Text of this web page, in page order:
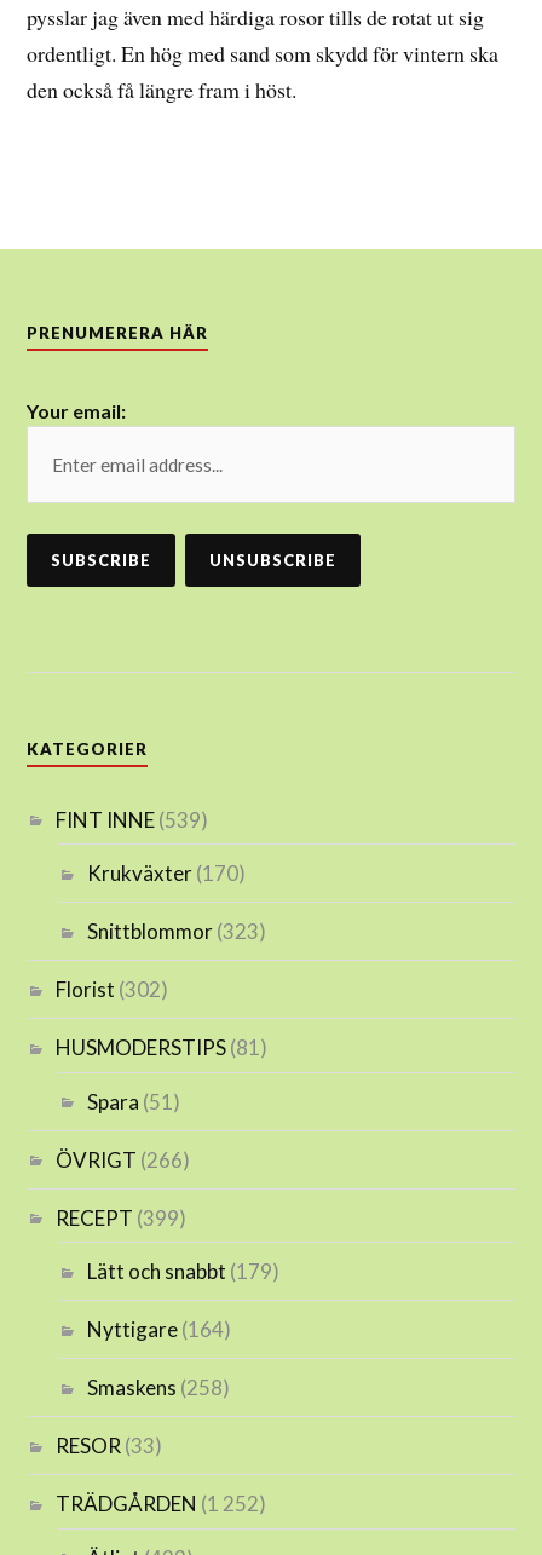
pysslar jag även med härdiga rosor tills de rotat ut sig
ordentligt. En hög med sand som skydd för vintern ska
den också få längre fram i höst.
PRENUMERERA HÄR
Your email:
KATEGORIER
FINT INNE(539)
Krukväxter(170)
Snittblommor(323)
Florist (302)
HUSMODERSTIPS(81)
Spara (51)
ÖVRIGT (266)
RECEPT (399)
Lätt och snabbt (179)
Nyttigare(164)
Smaskens (258)
RESOR (33)
TRÄDGÅRDEN (1 252)